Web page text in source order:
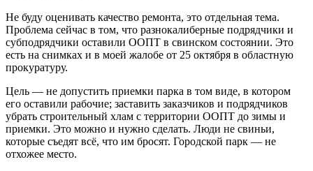
Не буду оценивать качество ремонта, это отдельная тема.
Проблема сейчас в том, что разнокалиберные подрядчики и
субподрядчики оставили ООПТ в свинском состоянии. Это
есть на снимках и в моей жалобе от 25 октября в областную
прокуратуру.
Цель — не допустить приемки парка в том виде, в котором
его оставили рабочие; заставить заказчиков и подрядчиков
убрать строительный хлам с территории ООПТ до зимы и
приемки. Это можно и нужно сделать. Люди не свиньи,
которые съедят всё, что им бросят. Городской парк — не
отхожее место.